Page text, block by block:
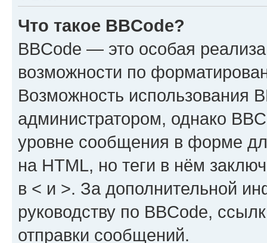
Что такое BBCode?
BBCode — это особая
возможности по
Возможность использования
администратором, однако
уровне сообщения в форме
на HTML, но теги в нём
в < и >. За дополнительной
руководству по BBCode,
отправки сообщений.